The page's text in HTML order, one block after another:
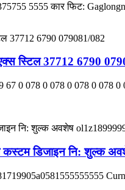
5555 कार फिट:
स्टिल 37712 6790
67 0 078 0 078 0 078 0
डिजाइन नि: शुल्क